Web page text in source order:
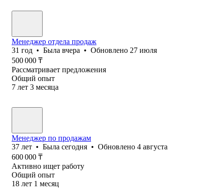
Менеджер отдела продаж
31 год • Была вчера • Обновлено 27 июля
500 000 ₸
Рассматривает предложения
Общий опыт
7 лет 3 месяца
Менеджер по продажам
37 лет • Была сегодня • Обновлено 4 августа
600 000 ₸
Активно ищет работу
Общий опыт
18 лет 1 месяц